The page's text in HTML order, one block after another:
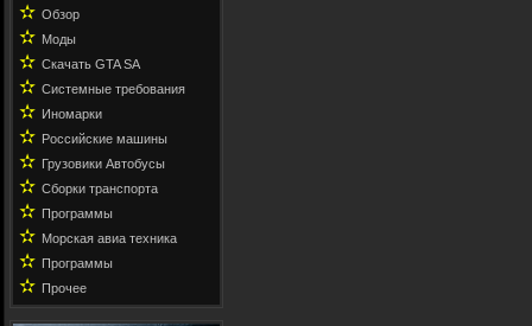
✫ Обзор
✫ Моды
✫ Скачать GTA SA
✫ Системные требования
✫ Иномарки
✫ Российские машины
✫ Грузовики Автобусы
✫ Сборки транспорта
✫ Программы
✫ Морская авиа техника
✫ Программы
✫ Прочее